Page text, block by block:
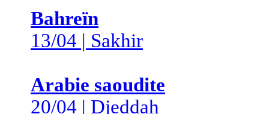
Bahreïn
13/04 | Sakhir
Arabie saoudite
20/04 | Djeddah